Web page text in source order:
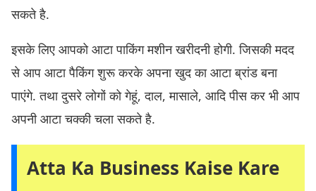
सकते है.
इसके लिए आपको आटा पाकिंग मशीन खरीदनी होगी. जिसकी मदद
से आप आटा पैकिंग शुरू करके अपना खुद का आटा ब्रांड बना
पाएंगे. तथा दुसरे लोगों को गेहूं, दाल, मासाले, आदि पीस कर भी आप
अपनी आटा चक्की चला सकते है.
Atta Ka Business Kaise Kare